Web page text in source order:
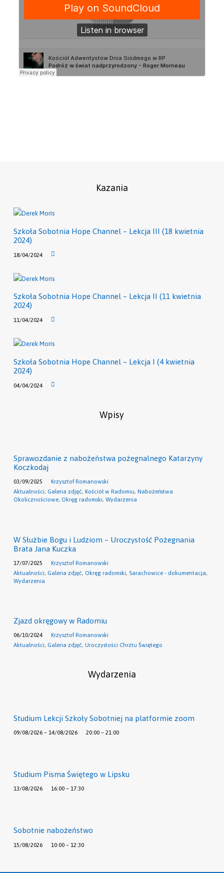
Kazania
Szkoła Sobotnia Hope Channel – Lekcja III (18 kwietnia
2024)
18/04/2024
Szkoła Sobotnia Hope Channel – Lekcja II (11 kwietnia
2024)
11/04/2024
Szkoła Sobotnia Hope Channel – Lekcja I (4 kwietnia
2024)
04/04/2024
Wpisy
Sprawozdanie z nabożeństwa pożegnalnego Katarzyny
Koczkodaj
03/09/2025
Krzysztof Romanowski
Aktualności, Galeria zdjęć, Kościół w Radomiu, Nabożeństwa
Okolicznościowe, Okręg radomski, Wydarzenia
W Służbie Bogu i Ludziom – Uroczystość Pożegnania
Brata Jana Kuczka
17/07/2025
Krzysztof Romanowski
Aktualności, Galeria zdjęć, Okręg radomski, Sarachowice - dokumentacja,
Wydarzenia
Zjazd okręgowy w Radomiu
06/10/2024
Krzysztof Romanowski
Aktualności, Galeria zdjęć, Uroczystości Chrztu Świętego
Wydarzenia
Studium Lekcji Szkoły Sobotniej na platformie zoom
09/08/2026 – 14/08/2026 20:00 – 21:00
Studium Pisma Świętego w Lipsku
13/08/2026 16:00 – 17:30
Sobotnie nabożeństwo
15/08/2026 10:00 – 12:30